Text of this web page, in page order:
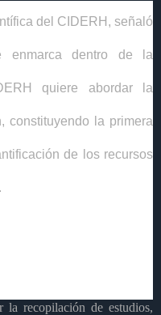
del CIDERH, señaló
enmarca dentro de la
quiere abordar la
constituyendo la primera
de los recursos
la recopilación de estudios,